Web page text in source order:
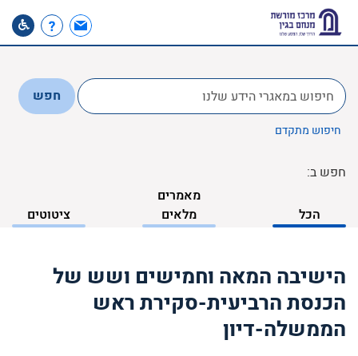
לחפש
ב:
חפש
חיפוש מתקדם
חפש ב:
הכל
מאמרים
מלאים
ציטוטים
הישיבה המאה וחמישים ושש של
הכנסת הרביעית-סקירת ראש
הממשלה-דיון